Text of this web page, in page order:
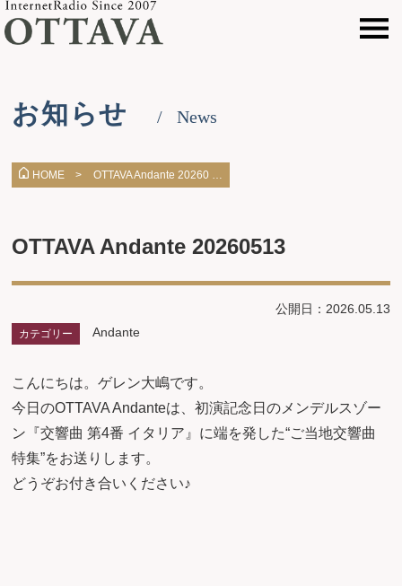
お知らせ News
HOME > OTTAVA Andante 20260 …
OTTAVA Andante 20260513
公開日：2026.05.13
カテゴリー Andante
こんにちは。ゲレン大嶋です。
今日のOTTAVA Andanteは、初演記念日のメンデルスゾー
ン『交響曲 第4番 イタリア』に端を発した“ご当地交響曲
特集”をお送りします。
どうぞお付き合いください♪